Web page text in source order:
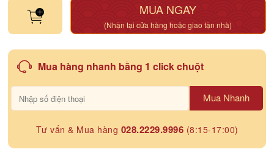
MUA NGAY
(Nhận tại cửa hàng hoặc giao tận nhà)
Mua hàng nhanh bằng 1 click chuột
Mua Nhanh
Tư vấn & Mua hàng 028.2229.9996 (8:15-17:00)